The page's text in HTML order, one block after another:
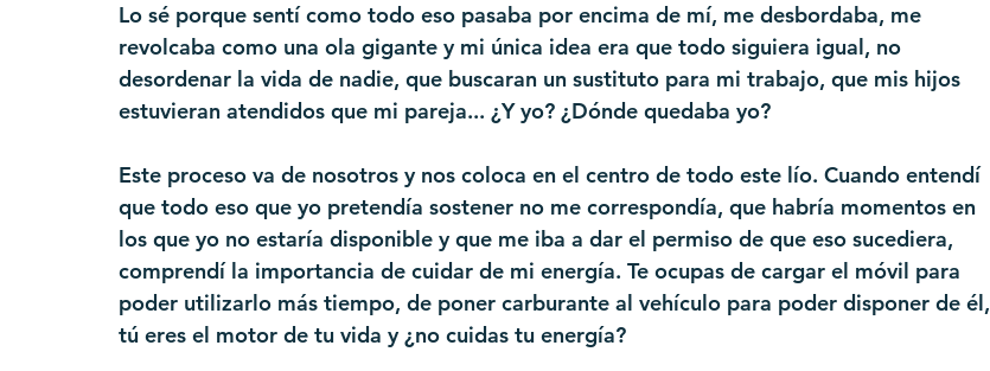
Lo sé porque sentí como todo eso pasaba por encima de mí, me desbordaba, me
revolcaba como una ola gigante y mi única idea era que todo siguiera igual, no
desordenar la vida de nadie, que buscaran un sustituto para mi trabajo, que mis hijos
estuvieran atendidos que mi pareja... ¿Y yo? ¿Dónde quedaba yo?
Este proceso va de nosotros y nos coloca en el centro de todo este lío. Cuando entendí
que todo eso que yo pretendía sostener no me correspondía, que habría momentos en
los que yo no estaría disponible y que me iba a dar el permiso de que eso sucediera,
comprendí la importancia de cuidar de mi energía. Te ocupas de cargar el móvil para
poder utilizarlo más tiempo, de poner carburante al vehículo para poder disponer de él,
tú eres el motor de tu vida y ¿no cuidas tu energía?